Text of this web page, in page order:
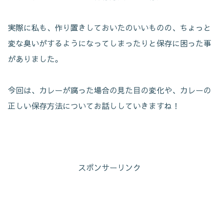
実際に私も、作り置きしておいたのいいものの、ちょっと
変な臭いがするようになってしまったりと保存に困った事
がありました。
今回は、カレーが腐った場合の見た目の変化や、カレーの
正しい保存方法についてお話ししていきますね！
スポンサーリンク